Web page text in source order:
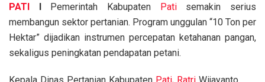
ce
b
o
o
tt
er
ail at
s
A
p
py
Li
n
k
ar
e
PATI IPemerintah Kabupaten Patisemakin serius
membangun sektor pertanian. Program unggulan “10 Ton per
Hektar” dijadikan instrumen percepatan ketahanan pangan,
sekaligus peningkatan pendapatan petani.